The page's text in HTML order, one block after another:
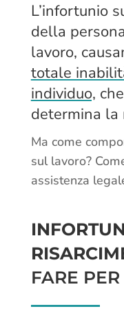
L’infortunio
della
lavoro,
totale
individuo,
determina la
Ma come
sul lavoro?
assistenza
FARE